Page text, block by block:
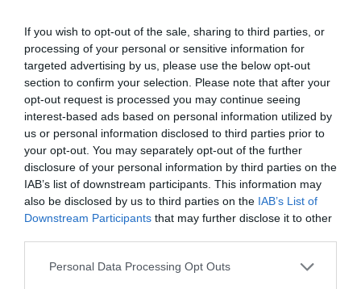
If you wish to opt-out of the sale, sharing to third parties, or
processing of your personal or sensitive information for
targeted advertising by us, please use the below opt-out
section to confirm your selection. Please note that after your
opt-out request is processed you may continue seeing
interest-based ads based on personal information utilized by
us or personal information disclosed to third parties prior to
your opt-out. You may separately opt-out of the further
disclosure of your personal information by third parties on the
IAB’s list of downstream participants. This information may
also be disclosed by us to third parties on the IAB’s List of
Downstream Participants that may further disclose it to other
Please note that this website/app uses one or more Google
Personal Data Processing Opt Outs
ΣΧΟΛΙΑ